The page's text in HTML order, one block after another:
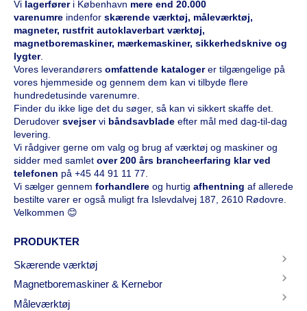
Vi lagerfører i København mere end 20.000
varenumre indenfor skærende værktøj, måleværktøj,
magneter, rustfrit autoklaverbart værktøj,
magnetboremaskiner, mærkemaskiner, sikkerhedsknive og
lygter.
Vores leverandørers omfattende katalogerer tilgængelige på
vores hjemmeside og gennem dem kan vi tilbyde flere
hundredetusinde varenumre.
Finder du ikke lige det du søger, så kan vi sikkert skaffe det.
Derudover svejservi båndsavblade efter mål med dag-til-dag
levering.
Vi rådgiver gerne om valg og brug af værktøj og maskiner og
sidder med samlet over 200 års brancheerfaring klar ved
telefonen på +45 44 91 11 77
Vi sælger gennem forhandlere og hurtig afhentning af allerede
bestilte varer er også muligt fra Islevdalvej 187, 2610 Rødovre.
Velkommen 😊
PRODUKTER
Skærende værktøj
Magnetboremaskiner & Kernebor
Måleværktøj